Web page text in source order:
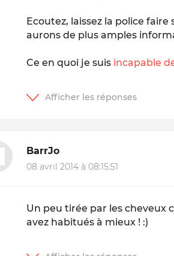
Ecoutez, laissez la police
aurons de plus amples
Ce en quoi je suis incapable
BarrJo
08 avril 2014 à 08:15:51
Un peu tirée par les cheveux
avez habitués à mieux ! :)